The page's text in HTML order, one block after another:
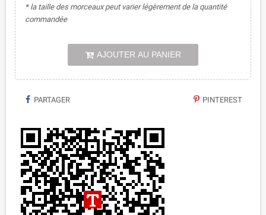
* la taille des morceaux peut varier légèrement de la quantité
commandée
AJOUTER AU PANIER
PARTAGER PINTEREST